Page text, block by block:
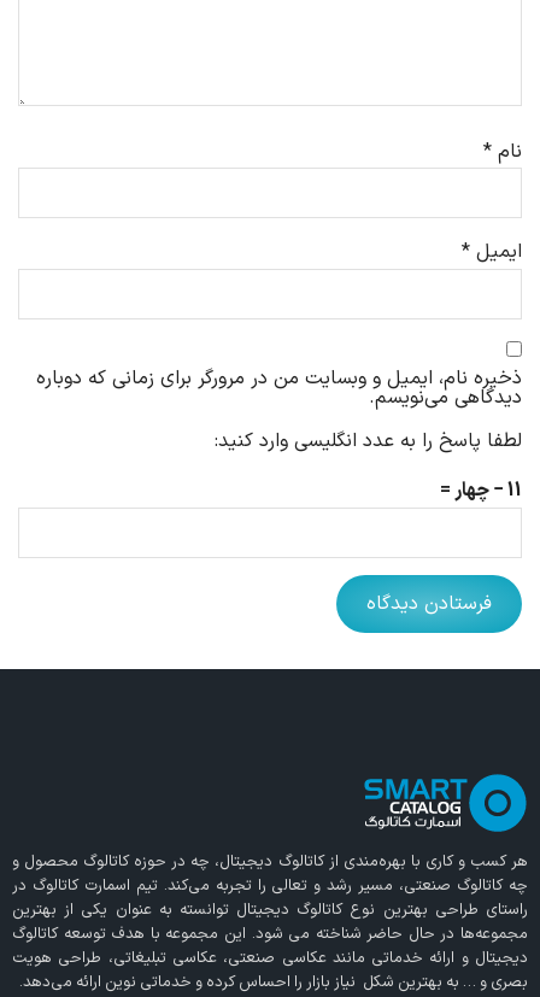
نام *
ایمیل *
ذخیره نام، ایمیل و وبسایت من در مرورگر برای زمانی که دوباره
دیدگاهی می‌نویسم.
لطفا پاسخ را به عدد انگلیسی وارد کنید:
11 − چهار =
هر کسب و کاری با بهره‌مندی ازکاتالوگ دیجیتال، چه در حوزه کاتالوگ محصول و
چه کاتالوگ صنعتی، مسیر رشد و تعالی را تجربه می‌کند. تیم اسمارت کاتالوگ در
راستای طراحی بهترین نوع کاتالوگ دیجیتال توانسته به عنوان یکی از بهترین
مجموعه‌ها در حال حاضر شناخته می‌ شود. این مجموعه با هدف توسعه کاتالوگ
دیجیتال و ارائه خدماتی مانند عکاسی صنعتی، عکاسی تبلیغاتی، طراحی هویت
بصری و … به بهترین شکل نیاز بازار را احساس کرده و خدماتی نوین ارائه می‌دهد.